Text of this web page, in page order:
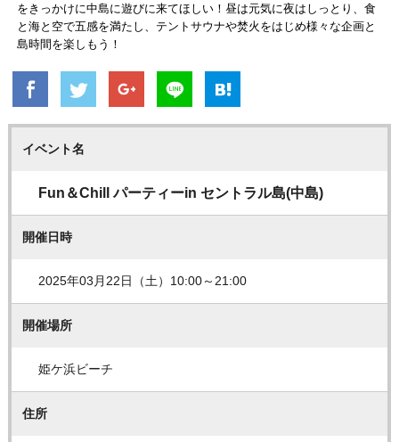
をきっかけに中島に遊びに来てほしい！昼は元気に夜はしっとり、食
と海と空で五感を満たし、テントサウナや焚火をはじめ様々な企画と
島時間を楽しもう！
イベント名
Fun＆Chill パーティーin セントラル島(中島)
開催日時
2025年03月22日（土）10:00～21:00
開催場所
姫ケ浜ビーチ
住所